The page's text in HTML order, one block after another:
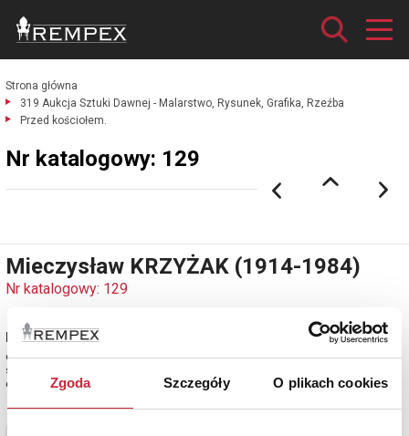
Zgoda Szczegóły O plikach cookies
Strona główna
319 Aukcja Sztuki Dawnej - Malarstwo, Rysunek, Grafika, Rzeźba
Przed kościołem.
Nr katalogowy: 129
Mieczysław KRZYŻAK (1914-1984)
Nr katalogowy: 129
Przed kościołem
olej, płótno; 50 x 70 cm;
sygn. l. d.: M. Krzyżak
estymacja: 5 500 - 6 500 zł